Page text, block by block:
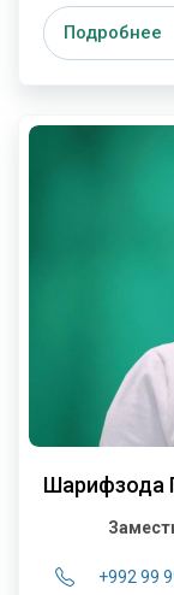
Подробнее
Шарифзода
+992 99